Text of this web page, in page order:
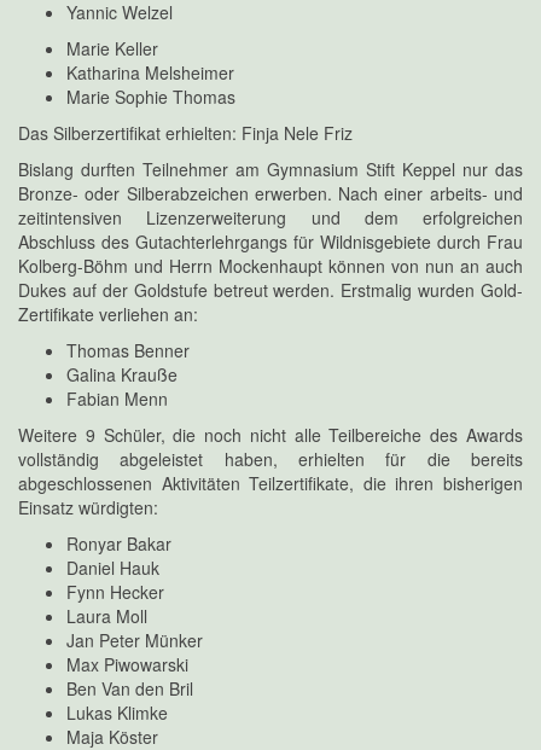
Yannic Welzel
Marie Keller
Katharina Melsheimer
Marie Sophie Thomas
Das Silberzertifikat erhielten: Finja Nele Friz
Bislang durften Teilnehmer am Gymnasium Stift Keppel nur das
Bronze- oder Silberabzeichen erwerben. Nach einer arbeits- und
zeitintensiven Lizenzerweiterung und dem erfolgreichen
Abschluss des Gutachterlehrgangs für Wildnisgebiete durch Frau
Kolberg-Böhm und Herrn Mockenhaupt können von nun an auch
Dukes auf der Goldstufe betreut werden. Erstmalig wurden Gold-
Zertifikate verliehen an:
Thomas Benner
Galina Krauße
Fabian Menn
Weitere 9 Schüler, die noch nicht alle Teilbereiche des Awards
vollständig abgeleistet haben, erhielten für die bereits
abgeschlossenen Aktivitäten Teilzertifikate, die ihren bisherigen
Einsatz würdigten:
Ronyar Bakar
Daniel Hauk
Fynn Hecker
Laura Moll
Jan Peter Münker
Max Piwowarski
Ben Van den Bril
Lukas Klimke
Maja Köster